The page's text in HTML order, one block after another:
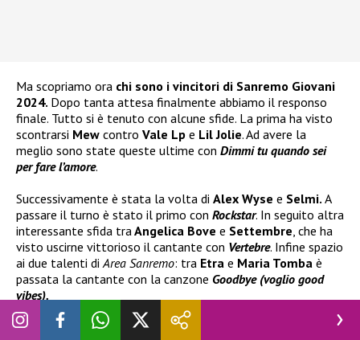
Ma scopriamo ora chi sono i vincitori di Sanremo Giovani
2024. Dopo tanta attesa finalmente abbiamo il responso
finale. Tutto si è tenuto con alcune sfide. La prima ha visto
scontrarsi Mew contro Vale Lp e Lil Jolie. Ad avere la
meglio sono state queste ultime con Dimmi tu quando sei
per fare l’amore.
Successivamente è stata la volta di Alex Wyse e Selmi. A
passare il turno è stato il primo con Rockstar. In seguito altra
interessante sfida traAngelica Bove e Settembre, che ha
visto uscirne vittorioso il cantante con Vertebre. Infine spazio
ai due talenti diArea Sanremo: tra Etra e Maria Tomba è
passata la cantante con la canzone Goodbye (voglio good
vibes).
Tra le
Nuove Propostetroveremo quindi nell’ordine: